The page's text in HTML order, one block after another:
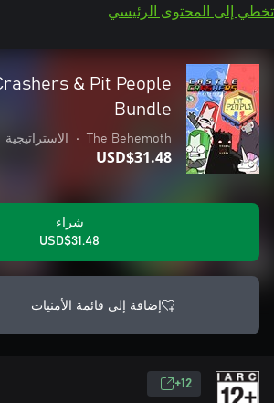
تخطي إلى المحتوى الرئيسي
& Pit People
Bundle
The Behemoth
• الاستراتيجية
USD$31.48
شراء
USD$31.48
إضافة إلى قائمة الأمنيات
12+